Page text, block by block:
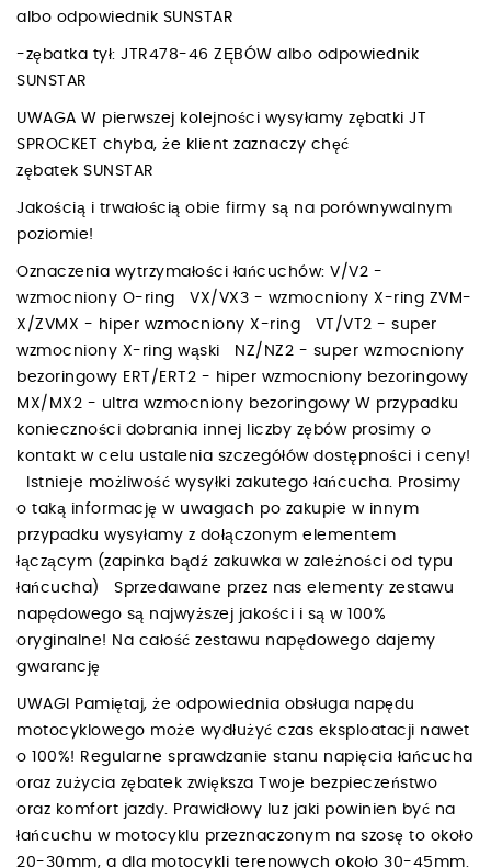
albo odpowiednik SUNSTAR
-zębatka tył: JTR478-46 ZĘBÓW albo odpowiednik
SUNSTAR
UWAGA W pierwszej kolejności wysyłamy zębatki JT
SPROCKET chyba, że klient zaznaczy chęć
zębatek SUNSTAR
Jakością i trwałością obie firmy są na porównywalnym
poziomie!
Oznaczenia wytrzymałości łańcuchów: V/V2 -
wzmocniony O-ring VX/VX3 - wzmocniony X-ring ZVM-
X/ZVMX - hiper wzmocniony X-ring VT/VT2 - super
wzmocniony X-ring wąski NZ/NZ2 - super wzmocniony
bezoringowy ERT/ERT2 - hiper wzmocniony bezoringowy
MX/MX2 - ultra wzmocniony bezoringowy W przypadku
konieczności dobrania innej liczby zębów prosimy o
kontakt w celu ustalenia szczegółów dostępności i ceny!
Istnieje możliwość wysyłki zakutego łańcucha. Prosimy
o taką informację w uwagach po zakupie w innym
przypadku wysyłamy z dołączonym elementem
łączącym (zapinka bądź zakuwka w zależności od typu
łańcucha) Sprzedawane przez nas elementy zestawu
napędowego są najwyższej jakości i są w 100%
oryginalne! Na całość zestawu napędowego dajemy
gwarancję
UWAGI Pamiętaj, że odpowiednia obsługa napędu
motocyklowego może wydłużyć czas eksploatacji nawet
o 100%! Regularne sprawdzanie stanu napięcia łańcucha
oraz zużycia zębatek zwiększa Twoje bezpieczeństwo
oraz komfort jazdy. Prawidłowy luz jaki powinien być na
łańcuchu w motocyklu przeznaczonym na szosę to około
20-30mm, a dla motocykli terenowych około 30-45mm.